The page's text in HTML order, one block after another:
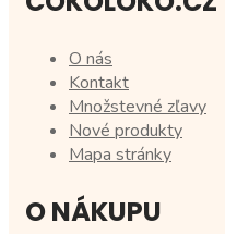
O nás
Kontakt
Množstevné zľavy
Nové produkty
Mapa stránky
O NÁKUPU